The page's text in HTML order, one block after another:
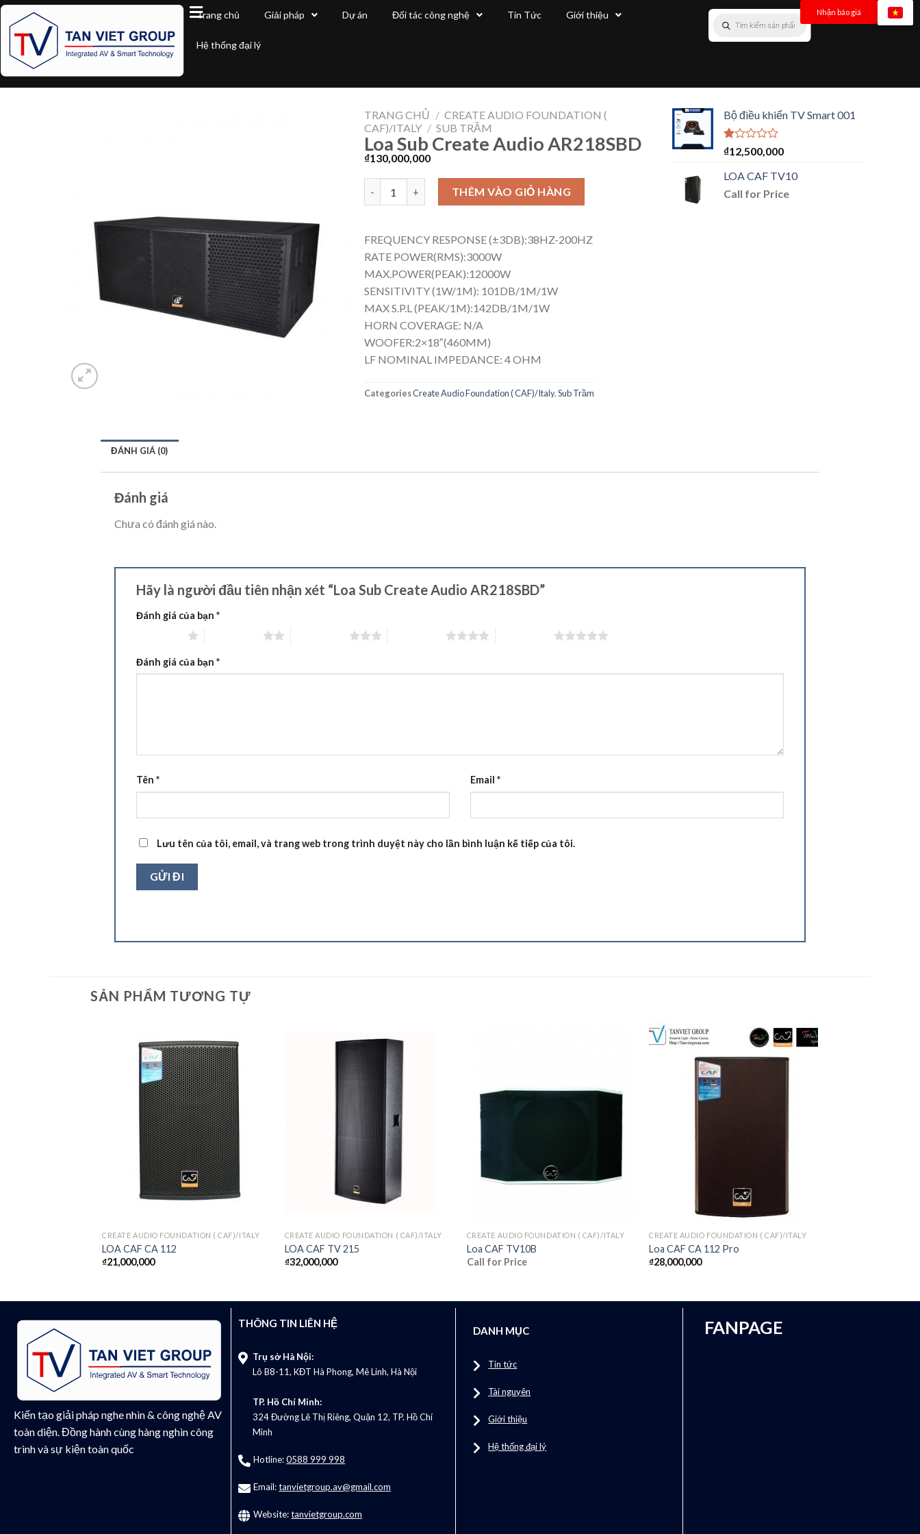
Trang chủ Giải pháp Dự án Đối tác công nghệ Tin Tức Giới thiệu
Hệ thống đại lý
Nhận báo giá
TRANG CHỦ / CREATE AUDIO FOUNDATION (
CAF)/ITALY / SUB TRẦM
Loa Sub Create Audio AR218SBD
₫130,000,000
THÊM VÀO GIỎ HÀNG
FREQUENCY RESPONSE (±3DB):38HZ-200HZ
RATE POWER(RMS):3000W
MAX.POWER(PEAK):12000W
SENSITIVITY (1W/1M): 101DB/1M/1W
MAX S.P.L (PEAK/1M):142DB/1M/1W
HORN COVERAGE: N/A
WOOFER:2×18″(460MM)
LF NOMINAL IMPEDANCE: 4 OHM
CategoriesCreate Audio Foundation ( CAF)/Italy,Sub Trầm
Bộ điều khiển TV Smart 001
Được
hạng
1.00
5
₫12,500,000
LOA CAF TV10
Call for Price
ĐÁNH GIÁ (0)
Đánh giá
Chưa có đánh giá nào.
Hãy là người đầu tiên nhận xét “Loa Sub Create Audio AR218SBD”
Đánh giá của bạn *
Đánh giá của bạn *
Tên * Email *
Lưu tên của tôi, email, và trang web trong trình duyệt này cho lần bình luận kế tiếp của tôi.
SẢN PHẨM TƯƠNG TỰ
CREATE AUDIO FOUNDATION ( CAF)/ITALY
LOA CAF CA 112
₫21,000,000
CREATE AUDIO FOUNDATION ( CAF)/ITALY
LOA CAF TV 215
₫32,000,000
CREATE AUDIO FOUNDATION ( CAF)/ITALY
Loa CAF TV10B
Call for Price
CREATE AUDIO FOUNDATION ( CAF)/ITALY
Loa CAF CA 112 Pro
₫28,000,000
Kiến tạo giải pháp nghe nhìn & công nghệ AV
toàn diện. Đồng hành cùng hàng nghìn công
trình và sự kiện toàn quốc
THÔNG TIN LIÊN HỆ
Trụ sở Hà Nội:
Lô B8-11, KĐT Hà Phong, Mê Linh, Hà Nội
TP. Hồ Chí Minh:
324 Đường Lê Thị Riêng, Quận 12, TP. Hồ Chí
Minh
Hotline:0588 999 998
Email:tanvietgroup.av@gmail.com
Website:tanvietgroup.com
DANH MỤC
Tin tức
Tài nguyên
Giới thiệu
Hệ thống đại lý
FANPAGE